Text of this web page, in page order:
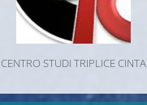
CENTRO STUDI TRIPLICE CINTA